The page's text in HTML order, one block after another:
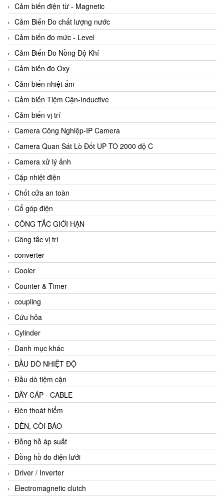
Cảm biến điện từ - Magnetic
Cảm Biến Đo chất lượng nước
Cảm biến đo mức - Level
Cảm Biến Đo Nồng Độ Khí
Cảm biến đo Oxy
Cảm biến nhiệt ẩm
Cảm biến Tiệm Cận-Inductive
Cảm biến vị trí
Camera Công Nghiệp-IP Camera
Camera Quan Sát Lò Đốt UP TO 2000 độ C
Camera xử lý ảnh
Cặp nhiệt điện
Chốt cửa an toàn
Cổ góp điện
CÔNG TẮC GIỚI HẠN
Công tắc vị trí
converter
Cooler
Counter & Timer
coupling
Cứu hỏa
Cylinder
Danh mục khác
ĐẦU DÒ NHIỆT ĐỘ
Đầu dò tiệm cận
DÂY CÁP - CABLE
Đèn thoát hiểm
ĐÈN, CÒI BÁO
Đồng hồ áp suất
Đồng hồ đo điện lưới
Driver / Inverter
Electromagnetic clutch